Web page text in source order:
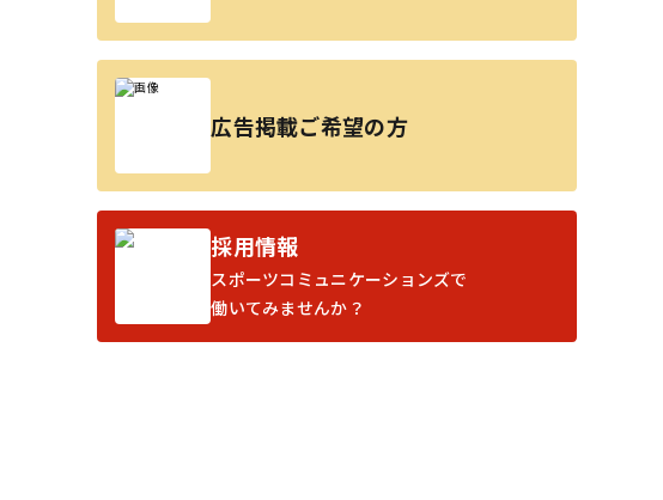
広告掲載ご希望の方
採用情報
スポーツコミュニケーションズで
働いてみませんか？